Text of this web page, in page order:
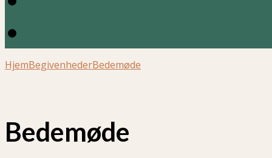
HjemBegivenhederBedemøde
Bedemøde